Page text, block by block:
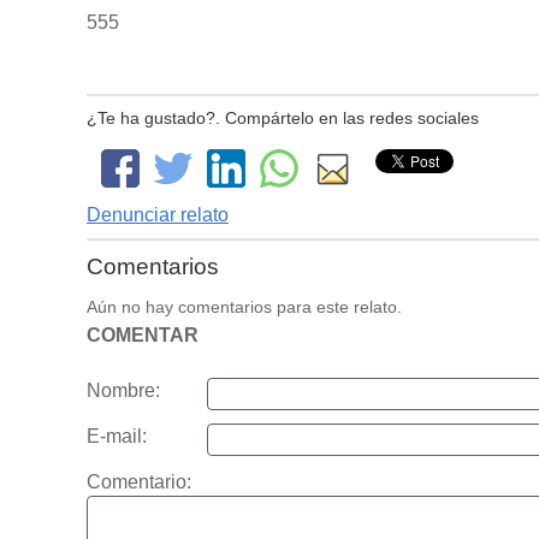
555
¿Te ha gustado?. Compártelo en las redes sociales
Denunciar relato
Comentarios
Aún no hay comentarios para este relato.
COMENTAR
Nombre:
E-mail:
Comentario: